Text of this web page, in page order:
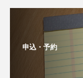
申込・予約